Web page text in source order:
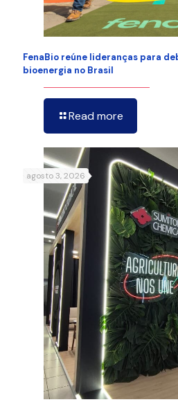
FenaBio reúne lideranças para
bioenergia no Brasil
Read more
agosto 3, 2026